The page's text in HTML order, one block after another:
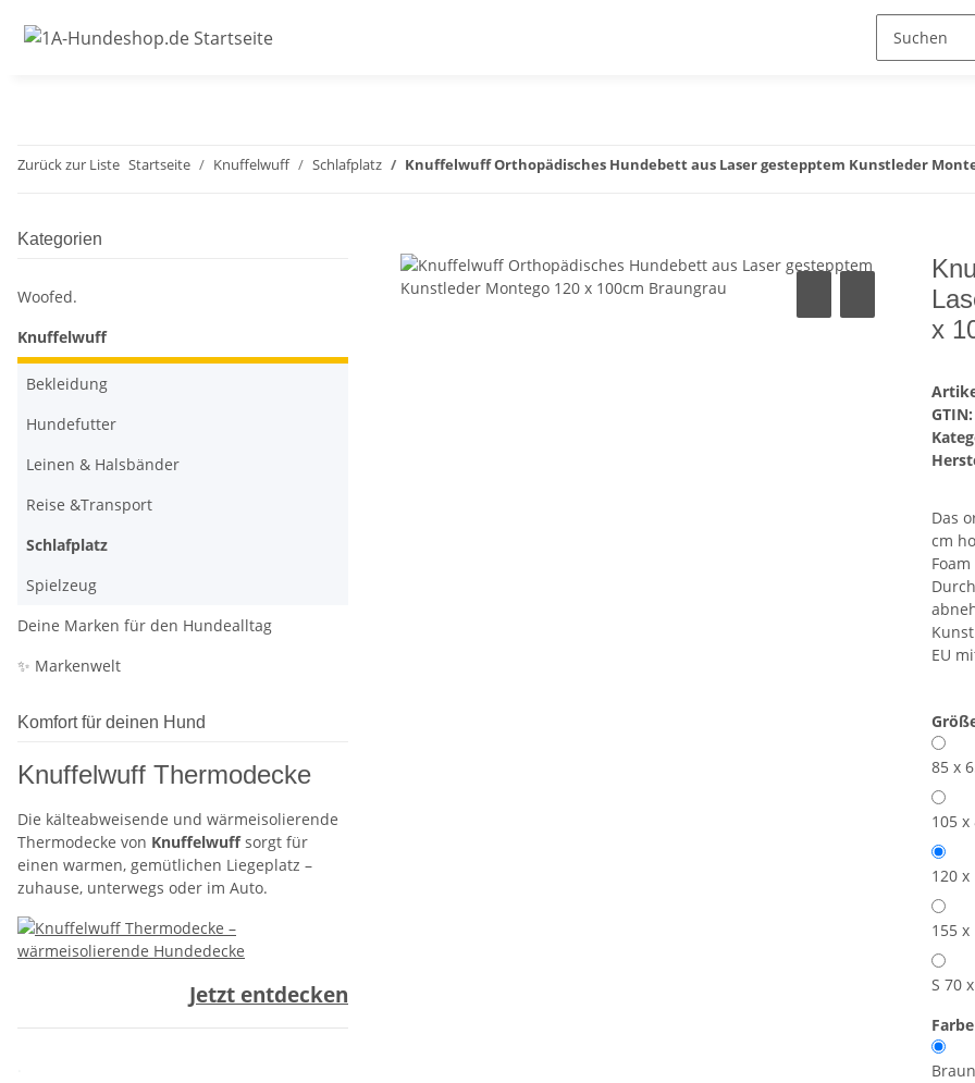
Zurück zur Liste Startseite Knuffelwuff Schlafplatz Knuffelwuff Orthopädisches Hundebett aus Laser gestepptem Kunstleder
x
GTIN:
Das
cm
EU
85 x
105 x
120 x
155 x
S 70
Kategorien
Woofed.
Knuffelwuff
Bekleidung
Hundefutter
Leinen & Halsbänder
Reise &Transport
Schlafplatz
Spielzeug
Deine Marken für den Hundealltag
✨ Markenwelt
Komfort für deinen Hund
Knuffelwuff Thermodecke
Die kälteabweisende und wärmeisolierende
Thermodecke von Knuffelwuffsorgt für
einen warmen, gemütlichen Liegeplatz –
zuhause, unterwegs oder im Auto.
Jetzt entdecken